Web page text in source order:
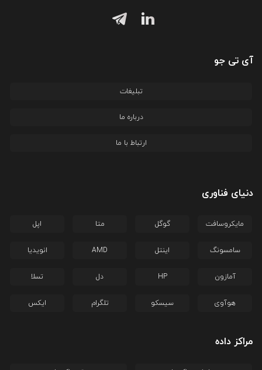
آی تی جو
تبلیغات
درباره ما
ارتباط با ما
دنیای فناوری
مایکروسافت گوگل متا اپل
سامسونگ اینتل AMD انویدیا
آمازون HP دل تسلا
هوآوی سیسکو تلگرام ایکس
مراکز داده